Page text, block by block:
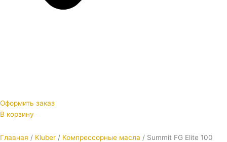
Оформить заказ
В корзину
Главная / Kluber / Компрессорные масла / Summit FG Elite 100